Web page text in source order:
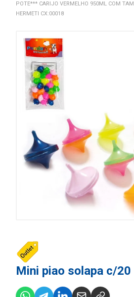
POTE*** CARIJO VERMELHO 950ML COM
HERMETI CX:00018
Mini piao solapa c/